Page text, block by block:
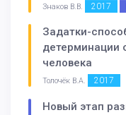
Знаков В.В. 2017
Задатки-
детерминации
человека
Толочёк В.А. 2017
Новый этап